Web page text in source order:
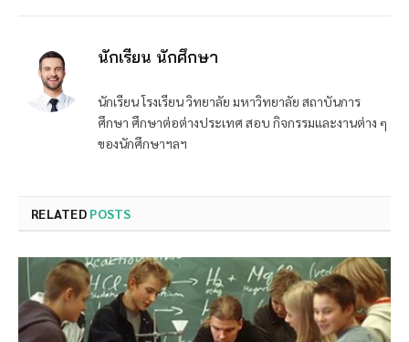
นักเรียน นักศึกษา
นักเรียน โรงเรียน วิทยาลัย มหาวิทยาลัย สถาบันการ
ศึกษา ศึกษาต่อต่างประเทศ สอบ กิจกรรมและงานต่าง ๆ
ของนักศึกษาฯลฯ
RELATED POSTS